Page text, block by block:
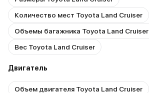
Количество мест Toyota Land Cruiser
Объемы багажника Toyota Land Cruiser
Вес Toyota Land Cruiser
Двигатель
Объем двигателя Toyota Land Cruiser